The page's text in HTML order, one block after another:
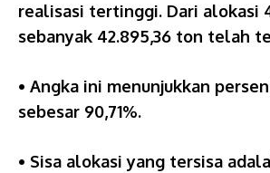
realisasi tertinggi. Dari alokasi
sebanyak 42.895,36 ton telah
• Angka ini menunjukkan
sebesar 90,71%.
• Sisa alokasi yang tersisa